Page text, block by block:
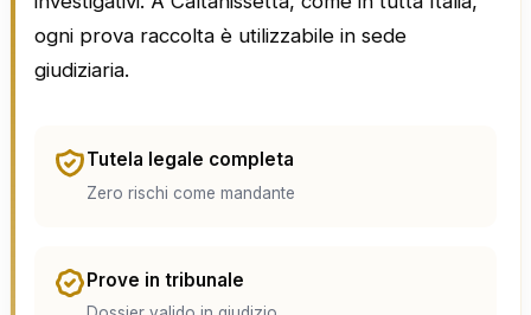
ogni prova raccolta è utilizzabile in sede
giudiziaria.
Tutela legale completa
Zero rischi come mandante
Prove in tribunale